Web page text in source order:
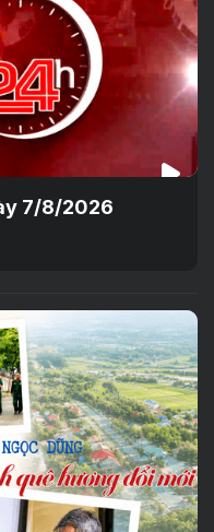
7/8/2026